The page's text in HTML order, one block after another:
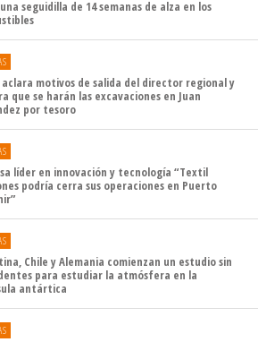
seguidilla de 14 semanas de alza en los
motivos de salida del director regional y
que se harán las excavaciones en Juan
por tesoro
líder en innovación y tecnología “Textil
podría cerra sus operaciones en Puerto
Chile y Alemania comienzan un estudio sin
para estudiar la atmósfera en la
antártica